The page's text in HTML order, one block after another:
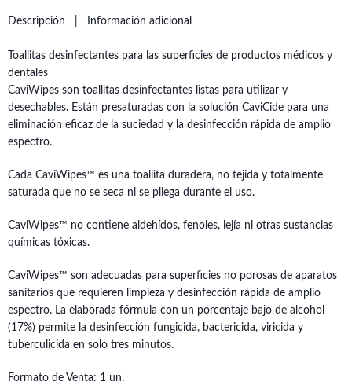
Descripción Información adicional
Toallitas desinfectantes para las superficies de productos médicos y
dentales
CaviWipes son toallitas desinfectantes listas para utilizar y
desechables. Están presaturadas con la solución CaviCide para una
eliminación eficaz de la suciedad y la desinfección rápida de amplio
espectro.
Cada CaviWipes™ es una toallita duradera, no tejida y totalmente
saturada que no se seca ni se pliega durante el uso.
CaviWipes™ no contiene aldehídos, fenoles, lejía ni otras sustancias
químicas tóxicas.
CaviWipes™ son adecuadas para superficies no porosas de aparatos
sanitarios que requieren limpieza y desinfección rápida de amplio
espectro. La elaborada fórmula con un porcentaje bajo de alcohol
(17%) permite la desinfección fungicida, bactericida, viricida y
tuberculicida en solo tres minutos.
Formato de Venta: 1 un.